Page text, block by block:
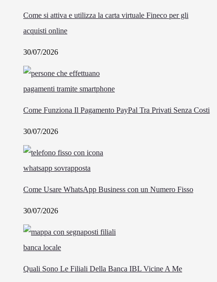
Come si attiva e utilizza la carta virtuale Fineco per gli
acquisti online
30/07/2026
Come Funziona Il Pagamento PayPal Tra Privati Senza Costi
30/07/2026
Come Usare WhatsApp Business con un Numero Fisso
30/07/2026
Quali Sono Le Filiali Della Banca IBL Vicine A Me